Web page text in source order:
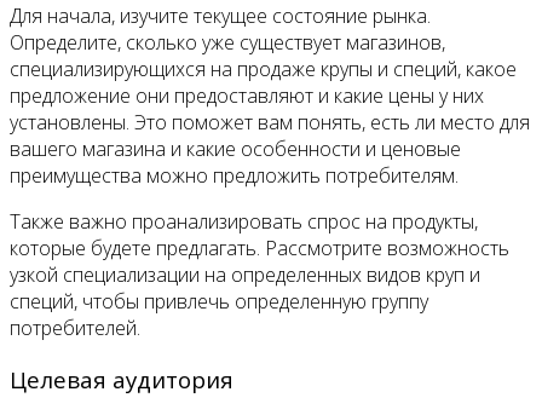
Для начала, изучите текущее состояние рынка.
Определите, сколько уже существует магазинов,
специализирующихся на продаже крупы и специй, какое
предложение они предоставляют и какие цены у них
установлены. Это поможет вам понять, есть ли место для
вашего магазина и какие особенности и ценовые
преимущества можно предложить потребителям.
Также важно проанализировать спрос на продукты,
которые будете предлагать. Рассмотрите возможность
узкой специализации на определенных видов круп и
специй, чтобы привлечь определенную группу
потребителей.
Целевая аудитория